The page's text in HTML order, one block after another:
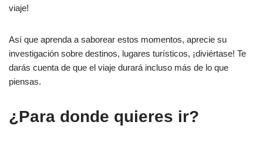
viaje!
Así que aprenda a saborear estos momentos, aprecie su
investigación sobre destinos, lugares turísticos, ¡diviértase! Te
darás cuenta de que el viaje durará incluso más de lo que
piensas.
¿Para donde quieres ir?